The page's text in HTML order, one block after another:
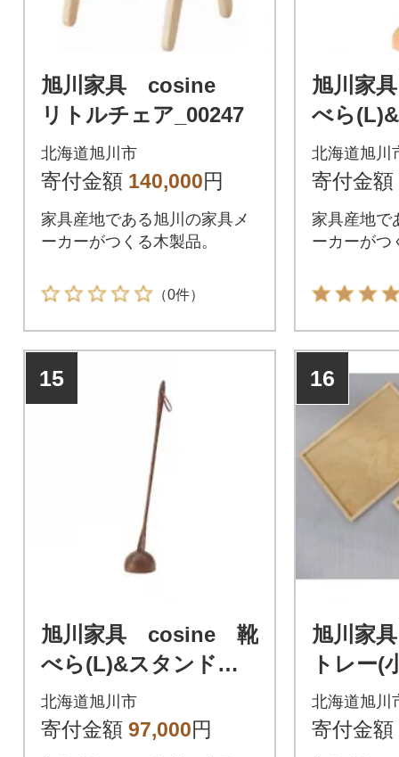
旭川家具 cosine
リトルチェア_00247
北海道旭川市
寄付金額 140,000円
家具産地である旭川の家具メ
ーカーがつくる木製品。
（0件）
旭川家
べら
ット メ
7
北海道旭川
寄付金額
家具産地で
ーカーがつ
15
旭川家具 cosine 靴
べら(L)&スタンドセ
ット ウォルナット_
00228
北海道旭川市
寄付金額 97,000円
16
旭川
トレー(
ト メー
北海道旭川
寄付金額